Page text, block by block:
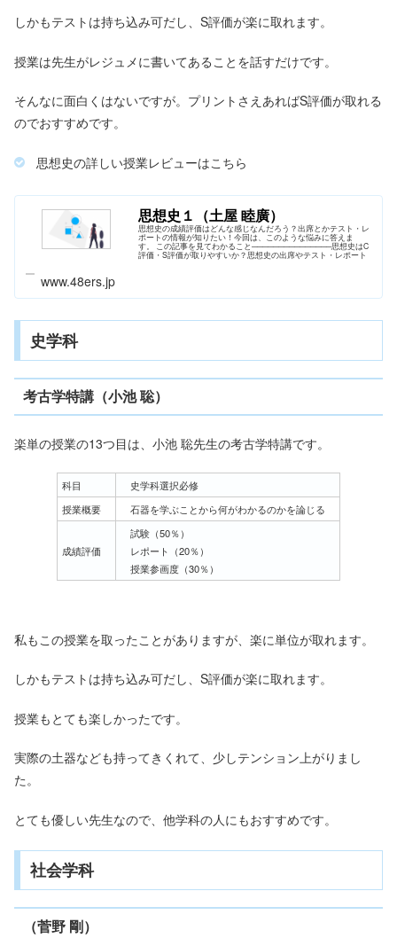
しかもテストは持ち込み可だし、S評価が楽に取れます。
授業は先生がレジュメに書いてあることを話すだけです。
そんなに面白くはないですが。プリントさえあればS評価が取れる
のでおすすめです。
思想史の詳しい授業レビューはこちら
思想史１（土屋 睦廣）
思想史の成績評価はどんな感じなんだろう？出席とかテスト・レ
ポートの情報が知りたい！今回は、このような悩みに答えま
す。 この記事を見てわかること───────────────思想史はC
評価・S評価が取りやすいか？思想史の出席やテスト・レポート
www.48ers.jp
史学科
考古学特講（小池 聡）
楽単の授業の13つ目は、小池 聡先生の考古学特講です。
科目
史学科選択必修
授業概要
石器を学ぶことから何がわかるのかを論じる
成績評価
試験（50％）
レポート（20％）
授業参画度（30％）
私もこの授業を取ったことがありますが、楽に単位が取れます。
しかもテストは持ち込み可だし、S評価が楽に取れます。
授業もとても楽しかったです。
実際の土器なども持ってきくれて、少しテンション上がりまし
た。
とても優しい先生なので、他学科の人にもおすすめです。
社会学科
（菅野 剛）